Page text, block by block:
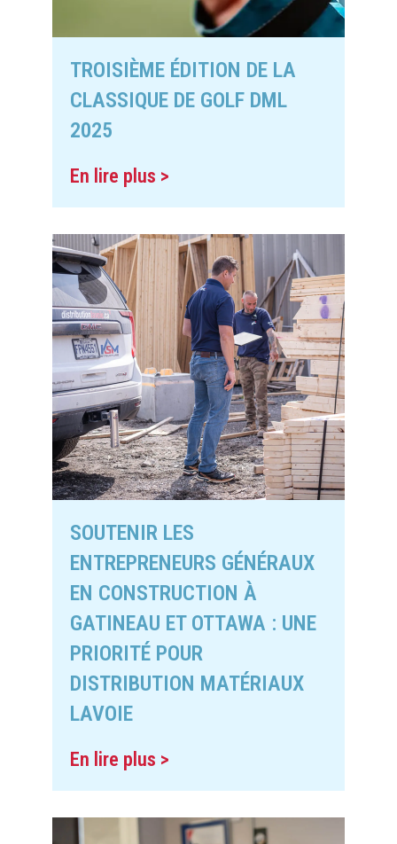
TROISIÈME ÉDITION DE LA
CLASSIQUE DE GOLF DML
2025
En lire plus >
SOUTENIR LES
ENTREPRENEURS GÉNÉRAUX
EN CONSTRUCTION À
GATINEAU ET OTTAWA : UNE
PRIORITÉ POUR
DISTRIBUTION MATÉRIAUX
LAVOIE
En lire plus >